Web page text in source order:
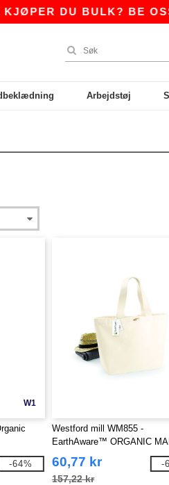
BULK? BE OSS OM ET
Arbejdstøj
W1
-64%
Westford mill WM855 -
EarthAware™ ORGANIC
TOTE XL
60,77 kr
157,22 kr
-